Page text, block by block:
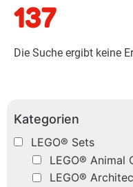
Kategorien
LEGO® Sets
LEGO® Animal
LEGO®
137
Die Suche ergibt keine